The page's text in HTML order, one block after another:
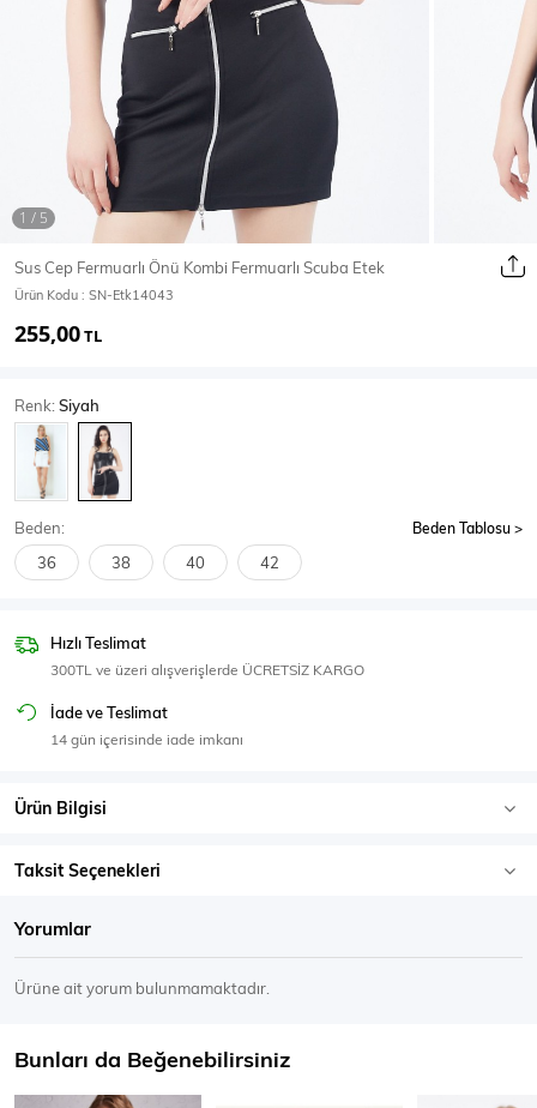
Mont & Kaban Yağmurluk
T-SHİRT & BLUZ
T-Shirt
Body
SPOR GİYİM
Eşofman Üstü
Sus Cep Fermuarlı Önü Kombi Fermuarlı Scuba Etek
Ürün Kodu : SN-Etk14043
255,00TL
Renk:Siyah
Beden: Beden Tablosu
36 38 40 42
Hızlı Teslimat
300TL ve üzeri alışverişlerde ÜCRETSİZ KARGO
İade ve Teslimat
14 gün içerisinde iade imkanı
Ürün Bilgisi
Taksit Seçenekleri
Yorumlar
Ürüne ait yorum bulunmamaktadır.
Bunları da Beğenebilirsiniz